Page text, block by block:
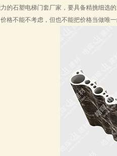
的石塑电梯门套厂家，要具备精挑细选
格不能不考虑，但也不能把价格当做唯